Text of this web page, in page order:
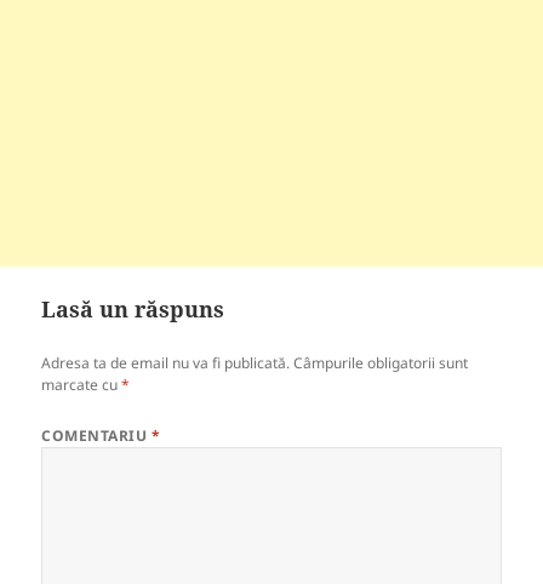
Lasă un răspuns
Adresa ta de email nu va fi publicată. Câmpurile obligatorii sunt
marcate cu*
COMENTARIU *